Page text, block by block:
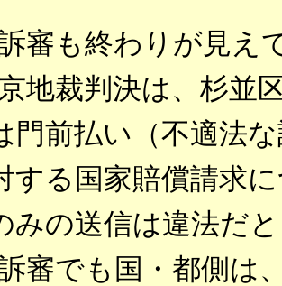
審も終わりが見え
地裁判決は、杉並
門前払い（不適法
する国家賠償請求
みの送信は違法だ
審でも国・都側は